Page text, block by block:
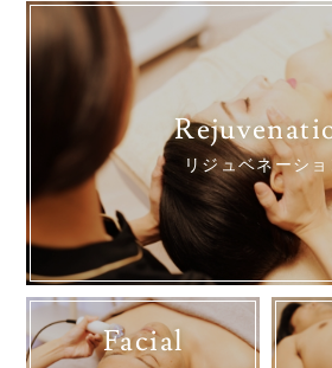
リジュベネーシ
Facial